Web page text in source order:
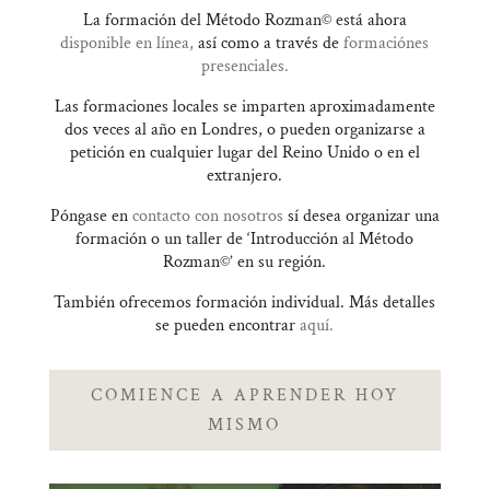
La formación del Método Rozman© está ahora
disponible en línea, así como a través deformaciónes
presenciales.
Las formaciones locales se imparten aproximadamente
dos veces al año en Londres, o pueden organizarse a
petición en cualquier lugar del Reino Unido o en el
extranjero.
Póngase encontacto con nosotros sí desea organizar una
formación o un taller de ‘Introducción al Método
Rozman©’ en su región.
También ofrecemos formación individual. Más detalles
se pueden encontraraquí.
COMIENCE A APRENDER HOY
MISMO